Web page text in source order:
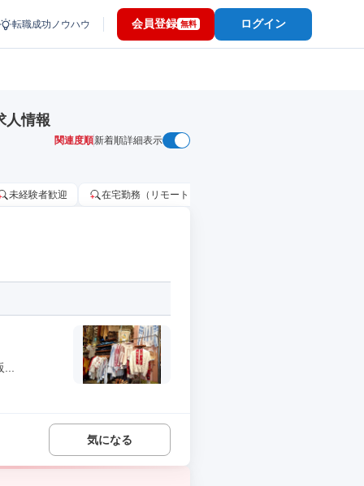
転職成功ノウハウ 会員登録 無料 ログイン
人情報
関連度順新着順詳細表示
未経験者歓迎 在宅勤務（リモートワーク）OK
気になる